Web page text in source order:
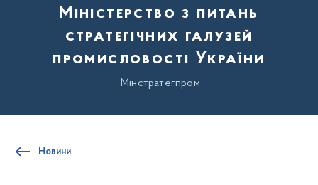
Міністерство з питань
стратегічних галузей
промисловості України
Мінстратегпром
Новини